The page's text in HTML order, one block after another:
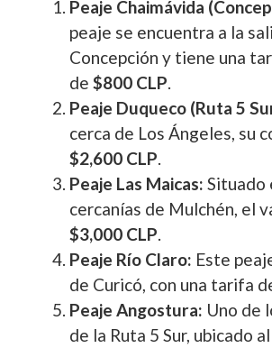
Peaje Chaimávida
peaje se encuentra a la
Concepción y tiene una
de $800 CLP
Peaje Duqueco (Ruta 5
cerca de Los Ángeles, su
$2,600 CLP
Peaje Las Maicas: Situado
cercanías de Mulchén, el
$3,000 CLP
Peaje Río Claro: Este
de Curicó, con una tarifa
Peaje Angostura: Uno de
de la Ruta 5 Sur, ubicado